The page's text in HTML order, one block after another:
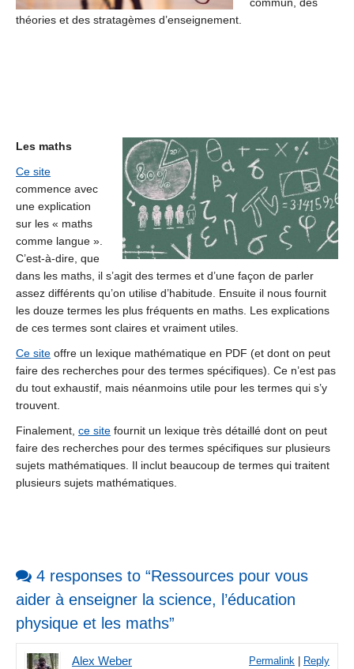
commun, des
théories et des stratagèmes d’enseignement.
Les maths
Ce site
commence avec
une explication
sur les « maths
comme langue ».
C’est-à-dire, que
dans les maths, il s’agit des termes et d’une façon de parler
assez différents qu’on utilise d’habitude. Ensuite il nous fournit
les douze termes les plus fréquents en maths. Les explications
de ces termes sont claires et vraiment utiles.
Ce site offre un lexique mathématique en PDF (et dont on peut
faire des recherches pour des termes spécifiques). Ce n’est pas
du tout exhaustif, mais néanmoins utile pour les termes qui s’y
trouvent.
Finalement, ce site fournit un lexique très détaillé dont on peut
faire des recherches pour des termes spécifiques sur plusieurs
sujets mathématiques. Il inclut beaucoup de termes qui traitent
plusieurs sujets mathématiques.
4 responses to “Ressources pour vous
aider à enseigner la science, l’éducation
physique et les maths”
Alex Weber Permalink Reply